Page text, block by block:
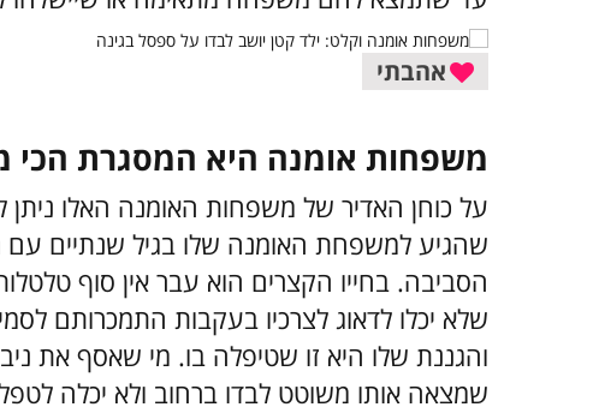
אהבתי
משפחות אומנה היא המסגרת הכי
על כוחן האדיר של משפחות האומנה האלו ניתן
שהגיע למשפחת האומנה שלו בגיל שנתיים
הסביבה. בחייו הקצרים הוא עבר אין סוף
שלא יכלו לדאוג לצרכיו בעקבות התמכרותם
והגננת שלו היא זו שטיפלה בו. מי שאסף את
שמצאה אותו משוטט לבדו ברחוב ולא יכלה